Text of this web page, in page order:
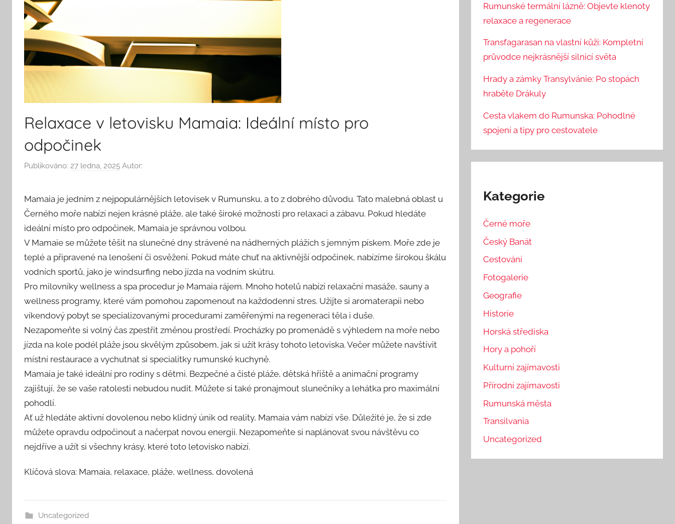
Relaxace v letovisku Mamaia: Ideální místo pro
odpočinek
Publikováno: 27 ledna, 2025 Autor:
Mamaia je jedním z nejpopulárnějších letovisek v Rumunsku, a to z dobrého důvodu. Tato malebná oblast u
Černého moře nabízí nejen krásné pláže, ale také široké možnosti pro relaxaci a zábavu. Pokud hledáte
ideální místo pro odpočinek, Mamaia je správnou volbou.
V Mamaie se můžete těšit na slunečné dny strávené na nádherných plážích s jemným pískem. Moře zde je
teplé a připravené na lenošení či osvěžení. Pokud máte chuť na aktivnější odpočinek, nabízíme širokou škálu
vodních sportů, jako je windsurfing nebo jízda na vodním skútru.
Pro milovníky wellness a spa procedur je Mamaia rájem. Mnoho hotelů nabízí relaxační masáže, sauny a
wellness programy, které vám pomohou zapomenout na každodenní stres. Užijte si aromaterapii nebo
víkendový pobyt se specializovanými procedurami zaměřenými na regeneraci těla i duše.
Nezapomeňte si volný čas zpestřit změnou prostředí. Procházky po promenádě s výhledem na moře nebo
jízda na kole podél pláže jsou skvělým způsobem, jak si užít krásy tohoto letoviska. Večer můžete navštívit
místní restaurace a vychutnat si specialitky rumunské kuchyně.
Mamaia je také ideální pro rodiny s dětmi. Bezpečné a čisté pláže, dětská hřiště a animační programy
zajištují, že se vaše ratolesti nebudou nudit. Můžete si také pronajmout slunečníky a lehátka pro maximální
pohodlí.
Ať už hledáte aktivní dovolenou nebo klidný únik od reality, Mamaia vám nabízí vše. Důležité je, že si zde
můžete opravdu odpočinout a načerpat novou energii. Nezapomeňte si naplánovat svou návštěvu co
nejdříve a užít si všechny krásy, které toto letovisko nabízí.
Klíčová slova: Mamaia, relaxace, pláže, wellness, dovolená
Uncategorized
Rumunské termální lázně: Objevte klenoty
relaxace a regenerace
Transfagarasan na vlastní kůži: Kompletní
průvodce nejkrásnější silnicí světa
Hrady a zámky Transylvánie: Po stopách
hraběte Drákuly
Cesta vlakem do Rumunska: Pohodlné
spojení a tipy pro cestovatele
Kategorie
Černé moře
Český Banát
Cestování
Fotogalerie
Geografie
Historie
Horská střediska
Hory a pohoří
Kulturní zajímavosti
Přírodní zajímavosti
Rumunská města
Transilvania
Uncategorized